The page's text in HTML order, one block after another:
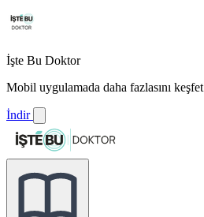
İşte Bu Doktor
Mobil uygulamada daha fazlasını keşfet
İndir